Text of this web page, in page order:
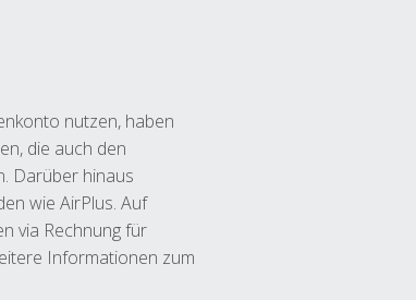
nutzen, haben
die auch den
Darüber hinaus
wie AirPlus. Auf
via Rechnung für
Informationen zum